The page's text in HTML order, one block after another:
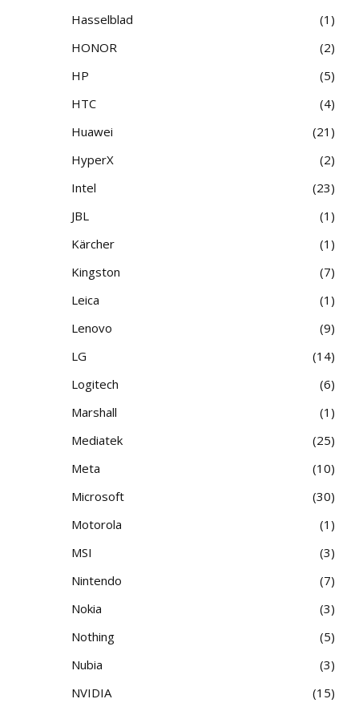
Hasselblad
1
HONOR
2
HP
5
HTC
4
Huawei
21
HyperX
2
Intel
23
JBL
1
Kärcher
1
Kingston
7
Leica
1
Lenovo
9
LG
14
Logitech
6
Marshall
1
Mediatek
25
Meta
10
Microsoft
30
Motorola
1
MSI
3
Nintendo
7
Nokia
3
Nothing
5
Nubia
3
NVIDIA
15